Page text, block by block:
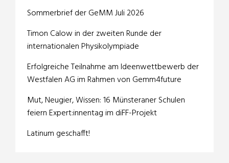
Sommerbrief der GeMM Juli 2026
Timon Calow in der zweiten Runde der
internationalen Physikolympiade
Erfolgreiche Teilnahme am Ideenwettbewerb der
Westfalen AG im Rahmen von Gemm4future
Mut, Neugier, Wissen: 16 Münsteraner Schulen
feiern Expert:innentag im diFF-Projekt
Latinum geschafft!